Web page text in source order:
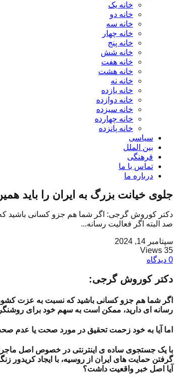
خانه یک
خانه دو
خانه سه
خانه چهار
خانه پنج
خانه شش
خانه هفت
خانه هشت
خانه نه
خانه یازده
خانه دوازده
خانه سیزده
خانه چهارده
خانه پانزده
سیاسی
بین الملل
فرهنگی
تماس با ما
درباره ما
جلوی خیانت بزرگ به ایران را باید
دکتر کوروش گرجی: اگر شما هم جزو کسانی باشید که
صد البته اگر فعالیت رسانه...
سپتامبر 14, 2024
35 Views
0 دیدگاه
دکتر کوروش گرجی:
اگر شما هم جزو کسانی باشید که نسبت به عزت کشور
رسانه ای دارید، ممکن است به سهم خود برای
اما آیا به خود زحمت تحقیق در مورد صحت یا عدم
با یک جستجوی ساده ی اینترنتی در خصوص اصل ماجرا،
گرفتن حمایت های ایران از روسیه، با ایجاد کریدور
آیا اصل خبر واقعیت داشت؟